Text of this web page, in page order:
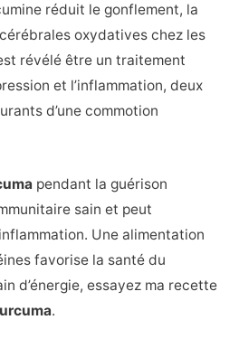
réduit le gonflement, la
oxydatives chez les
révélé être un traitement
et l’inflammation, deux
d’une commotion
pendant la guérison
sain et peut
Une alimentation
favorise la santé du
d’énergie, essayez ma recette
.